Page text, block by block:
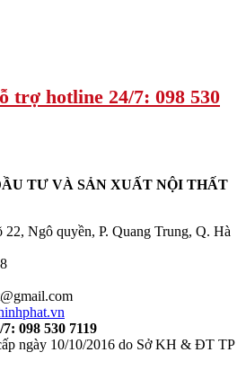
trợ hotline 24/7: 098 530
TƯ VÀ SẢN XUẤT NỘI THẤT
Ngô quyền, P. Quang Trung, Q. Hà
098 530 7119
ngày 10/10/2016 do Sở KH & ĐT TP